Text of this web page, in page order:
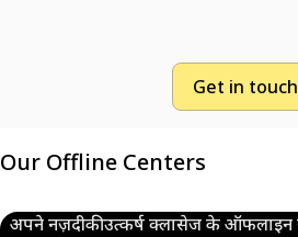
Get in touch
Our Offline Centers
अपने नज़दीकी उत्कर्ष क्लासेज के ऑफलाइन